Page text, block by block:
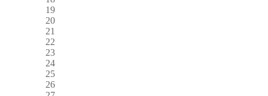
19
20
21
22
23
24
25
26